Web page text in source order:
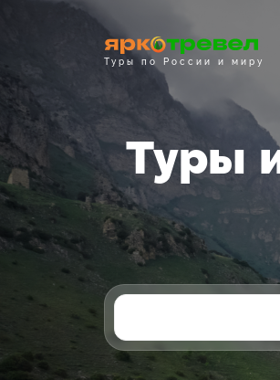
Туры по России и миру
Туры